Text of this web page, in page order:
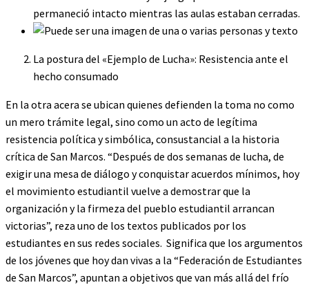
permaneció intacto mientras las aulas estaban cerradas.
La postura del «Ejemplo de Lucha»: Resistencia ante el
hecho consumado
En la otra acera se ubican quienes defienden la toma no como
un mero trámite legal, sino como un acto de legítima
resistencia política y simbólica, consustancial a la historia
crítica de San Marcos. “Después de dos semanas de lucha, de
exigir una mesa de diálogo y conquistar acuerdos mínimos, hoy
el movimiento estudiantil vuelve a demostrar que la
organización y la firmeza del pueblo estudiantil arrancan
victorias”, reza uno de los textos publicados por los
estudiantes en sus redes sociales. Significa que los argumentos
de los jóvenes que hoy dan vivas a la “Federación de Estudiantes
de San Marcos”, apuntan a objetivos que van más allá del frío